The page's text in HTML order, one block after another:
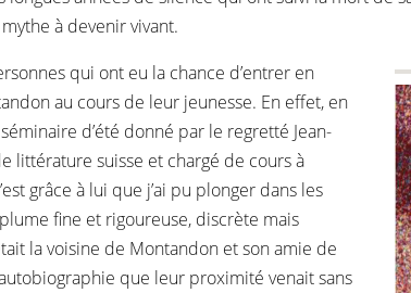
à devenir vivant.
qui ont eu la chance d’entrer en
au cours de leur jeunesse. En effet, en
d’été donné par le regretté Jean-
littérature suisse et chargé de cours à
grâce à lui que j’ai pu plonger dans les
fine et rigoureuse, discrète mais
la voisine de Montandon et son amie de
que leur proximité venait sans